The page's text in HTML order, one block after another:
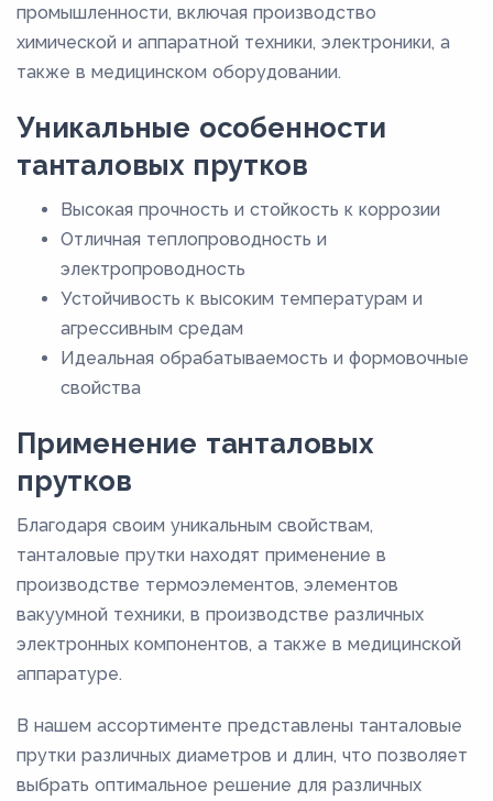
промышленности, включая производство
химической и аппаратной техники, электроники, а
также в медицинском оборудовании.
Уникальные особенности
танталовых прутков
Высокая прочность и стойкость к коррозии
Отличная теплопроводность и
электропроводность
Устойчивость к высоким температурам и
агрессивным средам
Идеальная обрабатываемость и формовочные
свойства
Применение танталовых
прутков
Благодаря своим уникальным свойствам,
танталовые прутки находят применение в
производстве термоэлементов, элементов
вакуумной техники, в производстве различных
электронных компонентов, а также в медицинской
аппаратуре.
В нашем ассортименте представлены танталовые
прутки различных диаметров и длин, что позволяет
выбрать оптимальное решение для различных